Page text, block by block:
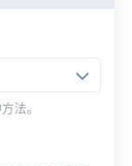
法。